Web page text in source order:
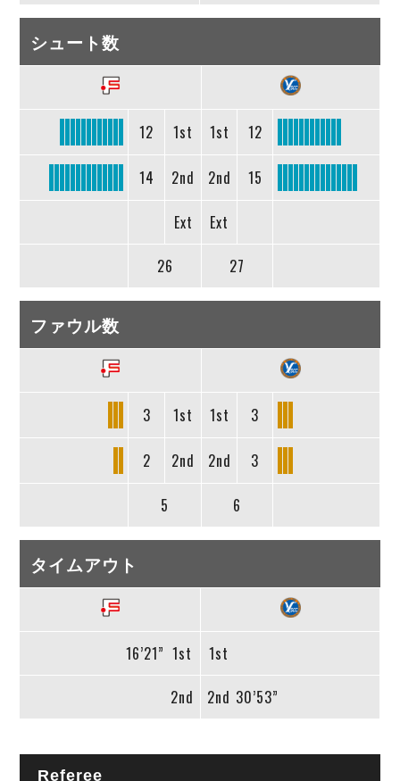
シュート数
12 1st 1st 12
14 2nd 2nd 15
Ext Ext
26 27
ファウル数
3 1st 1st 3
2 2nd 2nd 3
5 6
タイムアウト
16’21” 1st 1st
2nd 2nd 30’53”
Referee